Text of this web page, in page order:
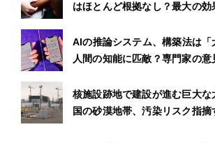
はほとんど根拠なし？最大の効
AIの推論システム、構築法は「
人間の知能に匹敵？専門家の意
核施設跡地で建設が進む巨大
国の砂漠地帯、汚染リスク指摘